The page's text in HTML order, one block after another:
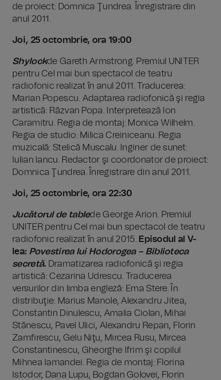
de proiect: Domnica Ţundrea. Înregistrare din
anul 2011.
Joi, 25 octombrie, ora 19:00
Shylockde Gareth Armstrong. Premiul UNITER
pentru Cel mai bun spectacol de teatru
radiofonic realizat în anul 2011. Traducerea:
Marian Popescu. Adaptarea radiofonică şi regia
artistică: Răzvan Popa. Interpretează Ion
Caramitru. Regia de montaj: Monica Wilhelm.
Regia de studio: Milica Creiniceanu. Regia
muzicală: Stelică Muscalu. Inginer de sunet:
Iulian Iancu. Redactor şi coordonator de proiect:
Domnica Ţundrea. Înregistrare din anul 2011.
Joi, 25 octombrie, ora 22:30
Jucătorul de tablede George Arion. Premiul
UNITER pentru Cel mai bun spectacol de teatru
radiofonic realizat în anul 2015. Episodul al V-
lea: Povestirea lui Hodorogea – Biblioteca
secretă. Dramatizarea radiofonică şi regia
artistică: Cezarina Udrescu. Traducerea
versurilor din limba engleză: Ema Stere. În
distribuţie: Marius Manole, Alexandru Jitea,
Constantin Dinulescu, Amalia Ciolan, Mihai
Stănescu, Pavel Ulici, Alexandru Repan, Florin
Zamfirescu, Gelu Niţu, Mircea Rusu, Mircea
Constantinescu, Gheorghe Ifrim şi copilul
Mihnea Iamandei. Regia de montaj: Florina
Istodor, Dana Lupu, Bogdan Golovei, Florin